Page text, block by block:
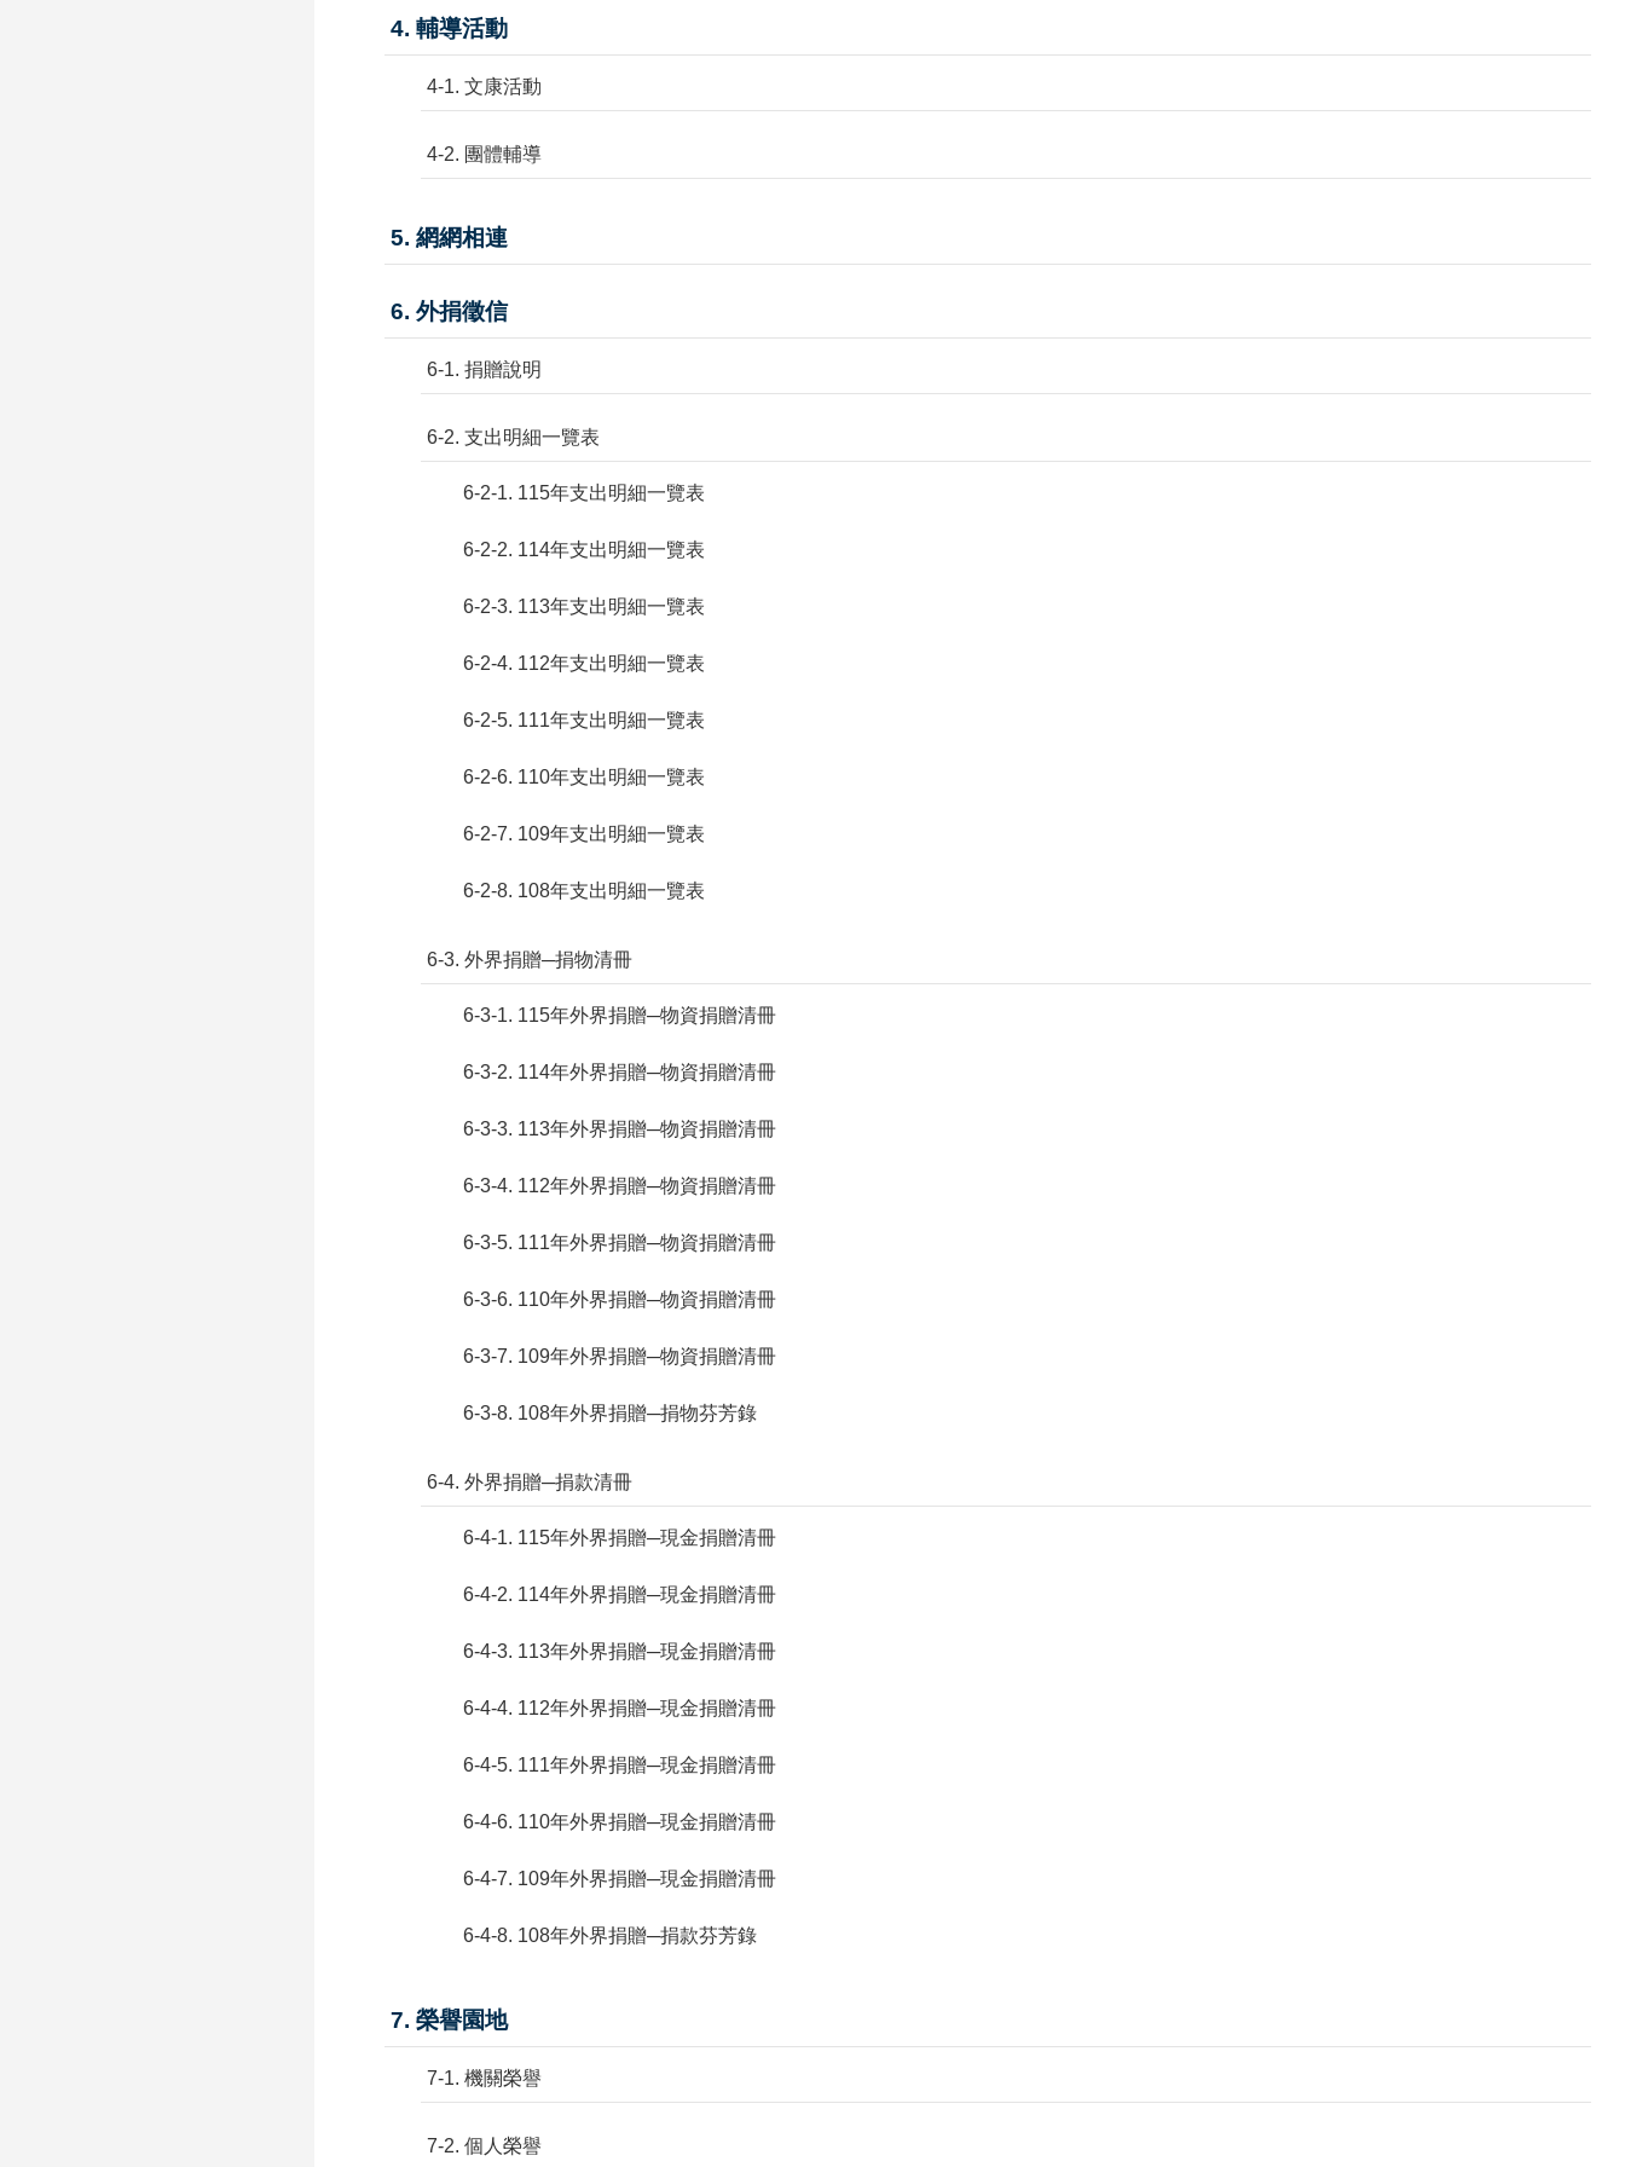
4. 輔導活動
4-1. 文康活動
4-2. 團體輔導
5. 網網相連
6. 外捐徵信
6-1. 捐贈說明
6-2. 支出明細一覽表
6-2-1. 115年支出明細一覽表
6-2-2. 114年支出明細一覽表
6-2-3. 113年支出明細一覽表
6-2-4. 112年支出明細一覽表
6-2-5. 111年支出明細一覽表
6-2-6. 110年支出明細一覽表
6-2-7. 109年支出明細一覽表
6-2-8. 108年支出明細一覽表
6-3. 外界捐贈─捐物清冊
6-3-1. 115年外界捐贈─物資捐贈清冊
6-3-2. 114年外界捐贈─物資捐贈清冊
6-3-3. 113年外界捐贈─物資捐贈清冊
6-3-4. 112年外界捐贈─物資捐贈清冊
6-3-5. 111年外界捐贈─物資捐贈清冊
6-3-6. 110年外界捐贈─物資捐贈清冊
6-3-7. 109年外界捐贈─物資捐贈清冊
6-3-8. 108年外界捐贈─捐物芬芳錄
6-4. 外界捐贈─捐款清冊
6-4-1. 115年外界捐贈─現金捐贈清冊
6-4-2. 114年外界捐贈─現金捐贈清冊
6-4-3. 113年外界捐贈─現金捐贈清冊
6-4-4. 112年外界捐贈─現金捐贈清冊
6-4-5. 111年外界捐贈─現金捐贈清冊
6-4-6. 110年外界捐贈─現金捐贈清冊
6-4-7. 109年外界捐贈─現金捐贈清冊
6-4-8. 108年外界捐贈─捐款芬芳錄
7. 榮譽園地
7-1. 機關榮譽
7-2. 個人榮譽